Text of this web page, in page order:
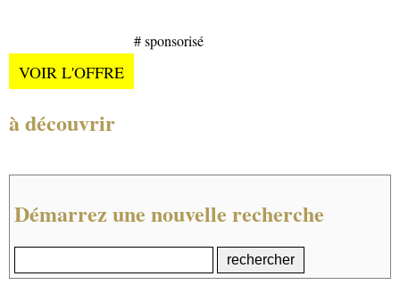
VOIR L'OFFRE
# sponsorisé
à découvrir
Démarrez une nouvelle recherche